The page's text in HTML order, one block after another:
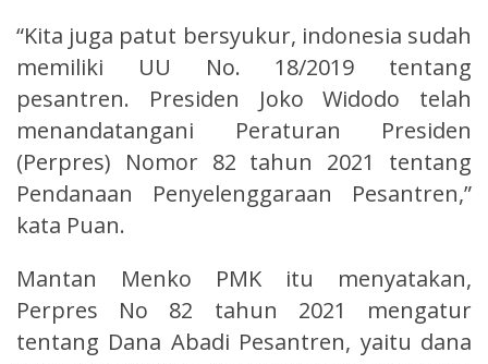
“Kita juga patut bersyukur, indonesia sudah
memiliki UU No. 18/2019 tentang
pesantren. Presiden Joko Widodo telah
menandatangani Peraturan Presiden
(Perpres) Nomor 82 tahun 2021 tentang
Pendanaan Penyelenggaraan Pesantren,”
kata Puan.
Mantan Menko PMK itu menyatakan,
Perpres No 82 tahun 2021 mengatur
tentang Dana Abadi Pesantren, yaitu dana